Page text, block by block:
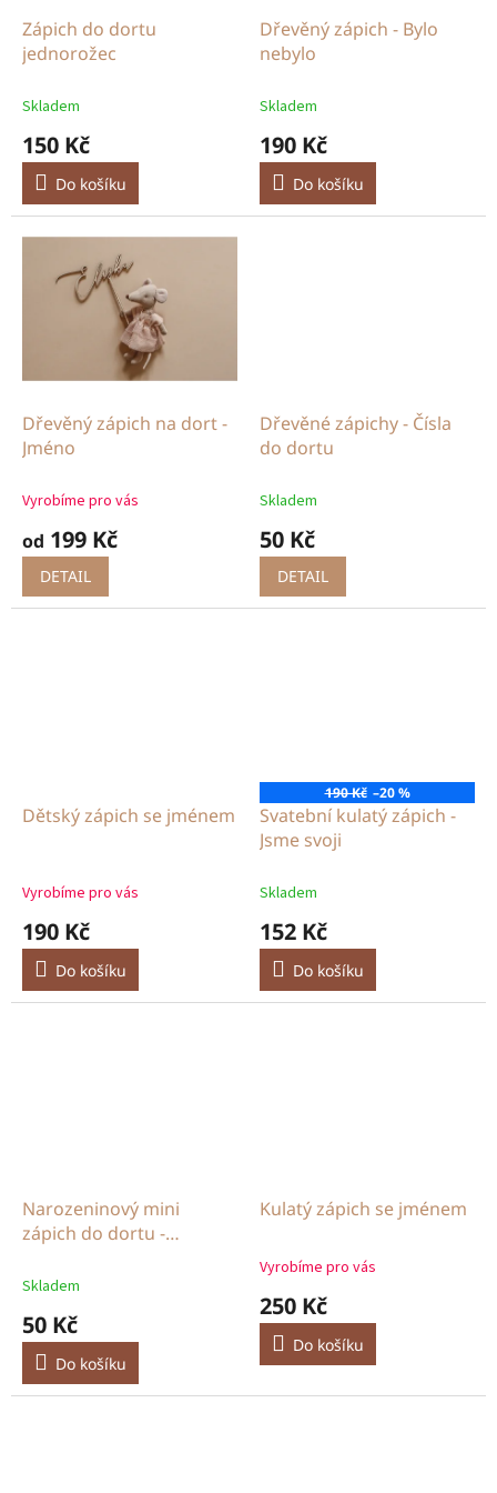
dZápich do dortu
jednorožec
Skladem
150 Kč
Do košíku
Dřevěný zápich - Bylo
nebylo
Skladem
190 Kč
Do košíku
Dřevěný zápich na dort -
Jméno
Vyrobíme pro vás
od 199 Kč
DETAIL
Dřevěné zápichy - Čísla
do dortu
Skladem
50 Kč
DETAIL
Dětský zápich se jménem
Vyrobíme pro vás
190 Kč
Do košíku
190 Kč –20 %
Svatební kulatý zápich -
Jsme svoji
Skladem
152 Kč
Do košíku
Narozeninový mini
zápich do dortu -
Skladem
50 Kč
Do košíku
Kulatý zápich se jménem
Průměrné
hodnocení
produktu
5,0
5
Vyrobíme pro vás
250 Kč
Do košíku